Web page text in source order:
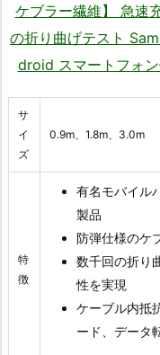
ケブラー繊維】 急速
の折り曲げテスト
droid スマートフォ
サ
イ
ズ
0.9m、1.8m、3.0m
特
徴
有名モバイル
製品
防弾仕様のケ
数千回の折り
性を実現
ケーブル内抵
ード、データ